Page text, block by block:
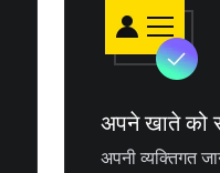
अपने खाते को
अपनी व्यक्तिगत